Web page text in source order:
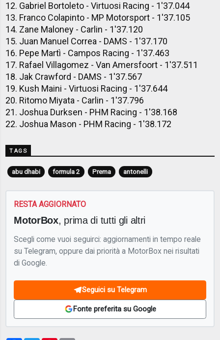
12. Gabriel Bortoleto - Virtuosi Racing - 1'37.044
13. Franco Colapinto - MP Motorsport - 1'37.105
14. Zane Maloney - Carlin - 1'37.120
15. Juan Manuel Correa - DAMS - 1'37.170
16. Pepe Martì - Campos Racing - 1'37.463
17. Rafael Villagomez - Van Amersfoort - 1'37.511
18. Jak Crawford - DAMS - 1'37.567
19. Kush Maini - Virtuosi Racing - 1'37.644
20. Ritomo Miyata - Carlin - 1'37.796
21. Joshua Durksen - PHM Racing - 1'38.168
22. Joshua Mason - PHM Racing - 1'38.172
TAGS
abu dhabi formula 2 Prema antonelli
RESTA AGGIORNATO
MotorBox, prima di tutti gli altri
Scegli come vuoi seguirci: aggiornamenti in tempo reale
su Telegram, oppure dai priorità a MotorBox nei risultati
di Google.
Seguici su Telegram
Fonte preferita su Google